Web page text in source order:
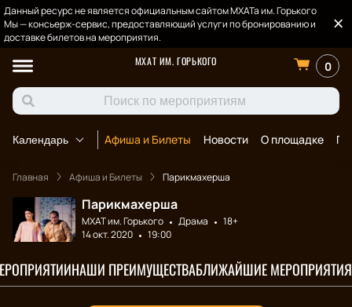
Данный ресурс не является официальным сайтом МХАТа им. Горького
Мы — консьерж-сервис, предоставляющий услуги по бронированию и
доставке билетов на мероприятия.
МХАТ ИМ. ГОРЬКОГО
0
Календарь Афиша и Билеты Новости О площадке
Главная Афиша и Билеты Парикмахерша
Парикмахерша
МХАТ им. Горького Драма
18+
14 окт. 2020
19:00
НАШИ ПРЕИМУЩЕСТВАБЛИЖАЙШИЕ МЕРОПРИЯТИЯ